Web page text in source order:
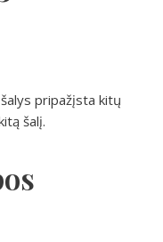
pripažįsta kitų
šalį.